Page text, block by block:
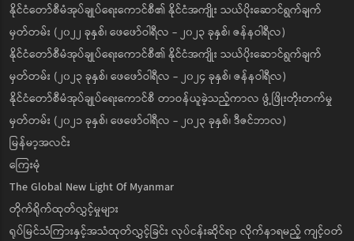
နိုင်ငံတော်စီမံအုပ်ချုပ်ရေးကောင်စီ၏ နိုင်ငံအကျိုး သယ်ပိုးဆောင်ရွက်ချက်
မှတ်တမ်း (၂၀၂၂ ခုနှစ်၊ ဖေဖော်ဝါရီလ - ၂၀၂၃ ခုနှစ်၊ ဇန်နဝါရီလ)
နိုင်ငံတော်စီမံအုပ်ချုပ်ရေးကောင်စီ၏ နိုင်ငံအကျိုး သယ်ပိုးဆောင်ရွက်ချက်
မှတ်တမ်း (၂၀၂၃ ခုနှစ်၊ ဖေဖော်ဝါရီလ - ၂၀၂၄ ခုနှစ်၊ ဇန်နဝါရီလ)
နိုင်ငံတော်စီမံအုပ်ချုပ်ရေးကောင်စီ တာဝန်ယူခဲ့သည့်ကာလ ဖွံ့ဖြိုးတိုးတက်မှု
မှတ်တမ်း (၂၀၂၁ ခုနှစ်၊ ဖေဖော်ဝါရီလ - ၂၀၂၃ ခုနှစ်၊ ဒီဇင်ဘာလ)
မြန်မာ့အလင်း
ကြေးမုံ
The Global New Light Of Myanmar
တိုက်ရိုက်ထုတ်လွှင့်မှုများ
ရုပ်မြင်သံကြားနှင့်အသံထုတ်လွှင့်ခြင်း လုပ်ငန်းဆိုင်ရာ လိုက်နာရမည့် ကျင့်ဝတ်